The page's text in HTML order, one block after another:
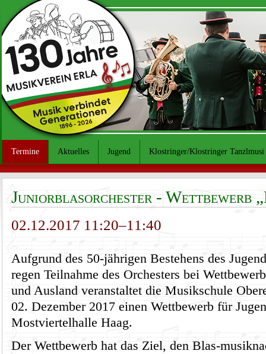
Termine Aktuelles Jugend Klostringer/Klostringer Tanzlmusi
Juniorblasorchester - Wettbewerb
02.12.2017 11:20–11:40
Aufgrund des 50-jährigen Bestehens des
regen Teilnahme des Orchesters bei
und Ausland veranstaltet die Musikschule
02. Dezember 2017 einen Wettbewerb für
Mostviertelhalle Haag.
Der Wettbewerb hat das Ziel, den Blas-